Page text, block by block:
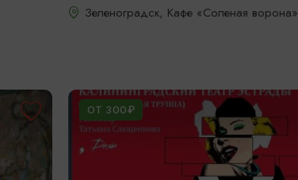
Зеленоградск, Кафе «Соленая ворона»
ОТ 300₽